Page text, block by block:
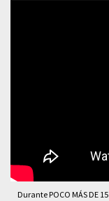
Durante POCO MÁS DE